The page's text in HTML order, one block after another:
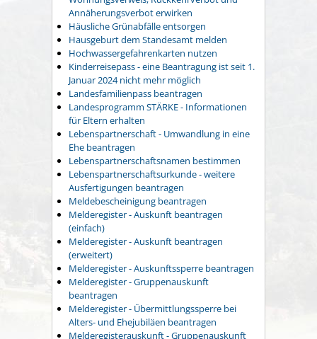
Annäherungsverbot erwirken
Häusliche Grünabfälle entsorgen
Hausgeburt dem Standesamt melden
Hochwassergefahrenkarten nutzen
Kinderreisepass - eine Beantragung ist seit 1.
Januar 2024 nicht mehr möglich
Landesfamilienpass beantragen
Landesprogramm STÄRKE - Informationen
für Eltern erhalten
Lebenspartnerschaft - Umwandlung in eine
Ehe beantragen
Lebenspartnerschaftsnamen bestimmen
Lebenspartnerschaftsurkunde - weitere
Ausfertigungen beantragen
Meldebescheinigung beantragen
Melderegister - Auskunft beantragen
(einfach)
Melderegister - Auskunft beantragen
(erweitert)
Melderegister - Auskunftssperre beantragen
Melderegister - Gruppenauskunft
beantragen
Melderegister - Übermittlungssperre bei
Alters- und Ehejubiläen beantragen
Melderegisterauskunft - Gruppenauskunft